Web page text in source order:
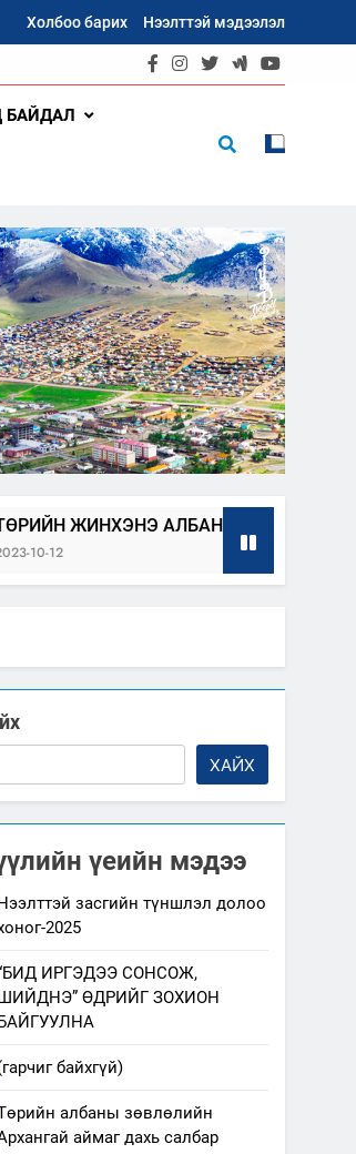
Холбоо барих Нээлттэй мэдээлэл
БАЙДАЛ
АЛБАН ХААГЧИЙГ ШИЛЖҮҮЛЭХ,
ХАЙХ
үеийн мэдээ
Нээлттэй засгийн түншлэл долоо
2025
ИРГЭДЭЭ СОНСОЖ,
ШИЙДНЭ” ӨДРИЙГ ЗОХИОН
БАЙГУУЛНА
байхгүй)
албаны зөвлөлийн
аймаг дахь салбар